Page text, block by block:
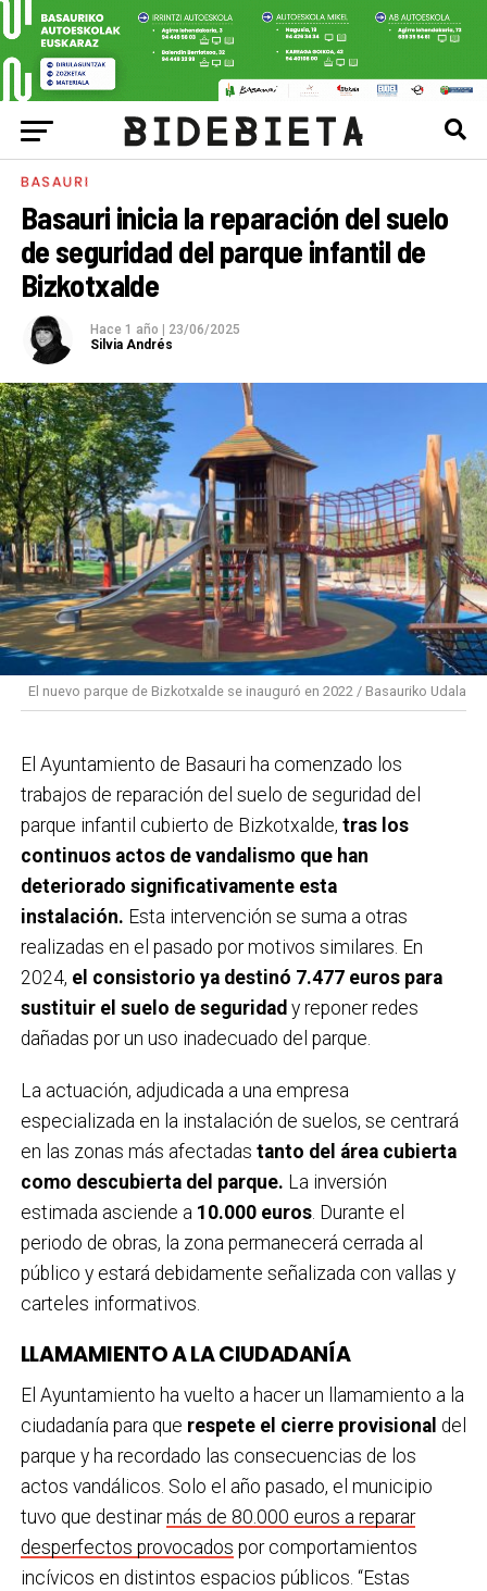
BASAURI
Basauri inicia la reparación del suelo
de seguridad del parque infantil de
Bizkotxalde
Hace 1 año
23/06/2025
Silvia Andrés
El nuevo parque de Bizkotxalde se inauguró en 2022 / Basauriko Udala
El Ayuntamiento de Basauri ha comenzado los
trabajos de reparación del suelo de seguridad del
parque infantil cubierto de Bizkotxalde, tras los
continuos actos de vandalismo que han
deteriorado significativamente esta
instalación. Esta intervención se suma a otras
realizadas en el pasado por motivos similares. En
2024, el consistorio ya destinó 7.477 euros para
sustituir el suelo de seguridad y reponer redes
dañadas por un uso inadecuado del parque.
La actuación, adjudicada a una empresa
especializada en la instalación de suelos, se centrará
en las zonas más afectadas tanto del área cubierta
como descubierta del parque. La inversión
estimada asciende a 10.000 euros. Durante el
periodo de obras, la zona permanecerá cerrada al
público y estará debidamente señalizada con vallas y
carteles informativos.
LLAMAMIENTO A LA CIUDADANÍA
El Ayuntamiento ha vuelto a hacer un llamamiento a la
ciudadanía para que respete el cierre provisional del
parque y ha recordado las consecuencias de los
actos vandálicos. Solo el año pasado, el municipio
tuvo que destinarmás de 80.000 euros a reparar
desperfectos provocados por comportamientos
incívicos en distintos espacios públicos. “Estas